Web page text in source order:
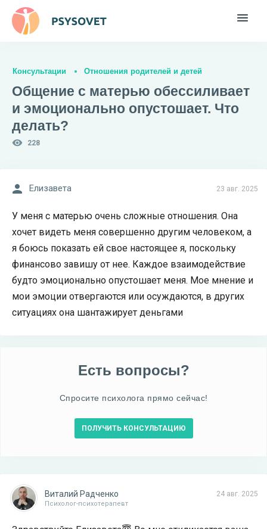
Консультации Отношения родителей и детей
Общение с матерью обессиливает
и эмоционально опустошает. Что
делать?
228
23 авг. 2025
Елизавета
У меня с матерью очень сложные отношения. Она
хочет видеть меня совершенно другим человеком, а
я боюсь показать ей свое настоящее я, поскольку
финансово завишу от нее. Каждое взаимодействие
будто эмоционально опустошает меня. Мое мнение и
мои эмоции отвергаются или осуждаются, в других
ситуациях она шантажирует деньгами
Есть вопросы?
Спросите психолога прямо сейчас!
ПОЛУЧИТЬ КОНСУЛЬТАЦИЮ
24 авг. 2025
Виталий Радченко
Психолог-психотерапевт